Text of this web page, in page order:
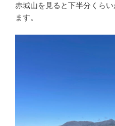
赤城山を見ると下半分くら
ます。